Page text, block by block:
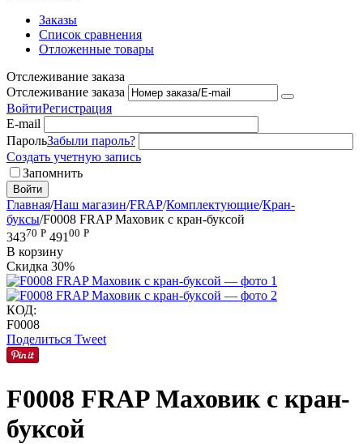
Заказы
Список сравнения
Отложенные товары
Отслеживание заказа
Отслеживание заказа
ВойтиРегистрация
E-mail
ПарольЗабыли пароль?
Создать учетную запись
Запомнить
Войти
Главная/Наш магазин/FRAP/Комплектующие/Кран-
буксы/F0008 FRAP Маховик с кран-буксой
34370 Р 491 00 Р
В корзину
Скидка 30%
КОД:
F0008
Поделиться Tweet
F0008 FRAP Маховик с кран-
буксой